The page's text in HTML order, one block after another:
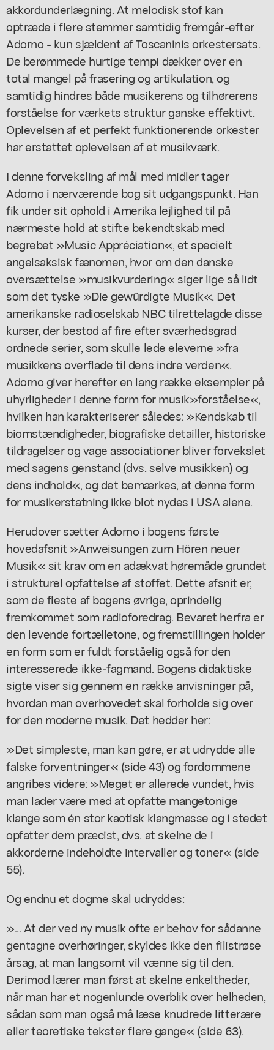
akkordunderlægning. At melodisk stof kan
optræde i flere stemmer samtidig fremgår-efter
Adorno - kun sjældent af Toscaninis orkestersats.
De berømmede hurtige tempi dækker over en
total mangel på frasering og artikulation, og
samtidig hindres både musikerens og tilhørerens
forståelse for værkets struktur ganske effektivt.
Oplevelsen af et perfekt funktionerende orkester
har erstattet oplevelsen af et musikværk.
I denne forveksling af mål med midler tager
Adorno i nærværende bog sit udgangspunkt. Han
fik under sit ophold i Amerika lejlighed til på
nærmeste hold at stifte bekendtskab med
begrebet »Music Appréciation«, et specielt
angelsaksisk fænomen, hvor om den danske
oversættelse »musikvurdering« siger lige så lidt
som det tyske »Die gewürdigte Musik«. Det
amerikanske radioselskab NBC tilrettelagde disse
kurser, der bestod af fire efter sværhedsgrad
ordnede serier, som skulle lede eleverne »fra
musikkens overflade til dens indre verden«.
Adorno giver herefter en lang række eksempler på
uhyrligheder i denne form for musik»forståelse«,
hvilken han karakteriserer således: »Kendskab til
biomstændigheder, biografiske detailler, historiske
tildragelser og vage associationer bliver forvekslet
med sagens genstand (dvs. selve musikken) og
dens indhold«, og det bemærkes, at denne form
for musikerstatning ikke blot nydes i USA alene.
Herudover sætter Adorno i bogens første
hovedafsnit »Anweisungen zum Hören neuer
Musik« sit krav om en adækvat høremåde grundet
i strukturel opfattelse af stoffet. Dette afsnit er,
som de fleste af bogens øvrige, oprindelig
fremkommet som radioforedrag. Bevaret herfra er
den levende fortælletone, og fremstillingen holder
en form som er fuldt forståelig også for den
interesserede ikke-fagmand. Bogens didaktiske
sigte viser sig gennem en række anvisninger på,
hvordan man overhovedet skal forholde sig over
for den moderne musik. Det hedder her:
»Det simpleste, man kan gøre, er at udrydde alle
falske forventninger« (side 43) og fordommene
angribes videre: »Meget er allerede vundet, hvis
man lader være med at opfatte mangetonige
klange som én stor kaotisk klangmasse og i stedet
opfatter dem præcist, dvs. at skelne de i
akkorderne indeholdte intervaller og toner« (side
55).
Og endnu et dogme skal udryddes:
»... At der ved ny musik ofte er behov for sådanne
gentagne overhøringer, skyldes ikke den filistrøse
årsag, at man langsomt vil vænne sig til den.
Derimod lærer man først at skelne enkeltheder,
når man har et nogenlunde overblik over helheden,
sådan som man også må læse knudrede litterære
eller teoretiske tekster flere gange« (side 63).